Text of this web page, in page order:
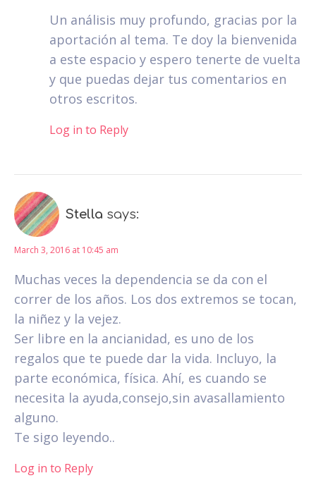
Un análisis muy profundo, gracias por la
aportación al tema. Te doy la bienvenida
a este espacio y espero tenerte de vuelta
y que puedas dejar tus comentarios en
otros escritos.
Log in to Reply
Stella says:
March 3, 2016 at 10:45 am
Muchas veces la dependencia se da con el
correr de los años. Los dos extremos se tocan,
la niñez y la vejez.
Ser libre en la ancianidad, es uno de los
regalos que te puede dar la vida. Incluyo, la
parte económica, física. Ahí, es cuando se
necesita la ayuda,consejo,sin avasallamiento
alguno.
Te sigo leyendo..
Log in to Reply